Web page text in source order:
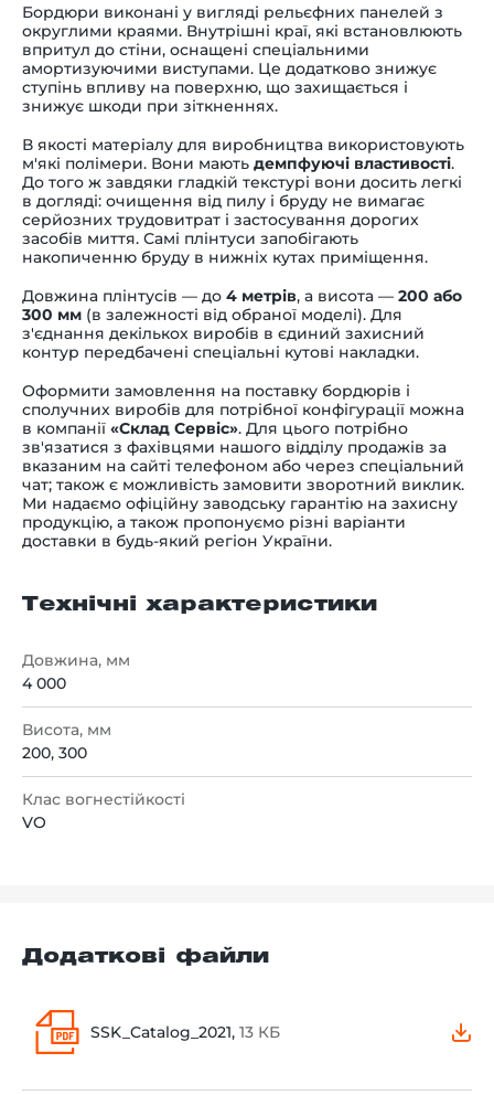
Бордюри виконані у вигляді рельєфних панелей з
округлими краями. Внутрішні краї, які встановлюють
впритул до стіни, оснащені спеціальними
амортизуючими виступами. Це додатково знижує
ступінь впливу на поверхню, що захищається і
знижує шкоди при зіткненнях.
В якості матеріалу для виробництва використовують
м'які полімери. Вони мають демпфуючі властивості.
До того ж завдяки гладкій текстурі вони досить легкі
в догляді: очищення від пилу і бруду не вимагає
серйозних трудовитрат і застосування дорогих
засобів миття. Самі плінтуси запобігають
накопиченню бруду в нижніх кутах приміщення.
Довжина плінтусів — до 4 метрів, а висота — 200 або
300 мм (в залежності від обраної моделі). Для
з'єднання декількох виробів в єдиний захисний
контур передбачені спеціальні кутові накладки.
Оформити замовлення на поставку бордюрів і
сполучних виробів для потрібної конфігурації можна
в компанії «Склад Сервіс». Для цього потрібно
зв'язатися з фахівцями нашого відділу продажів за
вказаним на сайті телефоном або через спеціальний
чат; також є можливість замовити зворотний виклик.
Ми надаємо офіційну заводську гарантію на захисну
продукцію, а також пропонуємо різні варіанти
доставки в будь-який регіон України.
Технічні характеристики
Довжина, мм
4 000
Висота, мм
200, 300
Клас вогнестійкості
VO
Додаткові файли
SSK_Catalog_2021, 13 КБ